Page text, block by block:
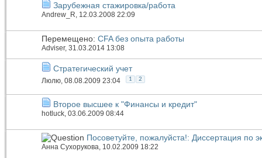
Зарубежная стажировка/работа
Andrew_R, 12.03.2008 22:09
Перемещено: CFA без опыта работы
Adviser, 31.03.2014 13:08
Стратегический учет
Люлю, 08.08.2009 23:04 1 2
Второе высшее к "Финансы и кредит"
hotluck , 03.06.2009 08:44
Посоветуйте, пожалуйста!: Диссертация по
Анна Сухорукова, 10.02.2009 18:22